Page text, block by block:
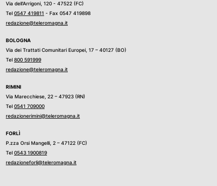
Via dell’Arrigoni, 120 - 47522 (FC)
Tel 0547 419811 - Fax 0547 419898
redazione@teleromagna.it
BOLOGNA
Via dei Trattati Comunitari Europei, 17 – 40127 (BO)
Tel 800 591999
redazione@teleromagna.it
RIMINI
Via Marecchiese, 22 – 47923 (RN)
Tel 0541 709000
redazionerimini@teleromagna.it
FORLÌ
P.zza Orsi Mangelli, 2 – 47122 (FC)
Tel 0543 1900819
redazioneforli@teleromagna.it